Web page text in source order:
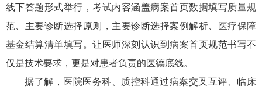
线下答题形式举行，考试内容涵盖病案首页数据填写质量规
范、主要诊断选择原则，主要诊断选择案例解析、医疗保障
基金结算清单填写。让医师深刻认识到病案首页规范书写不
仅是技术要求，更是对患者负责的医德底线。
据了解，医院医务科、质控科通过病案交叉互评、临床